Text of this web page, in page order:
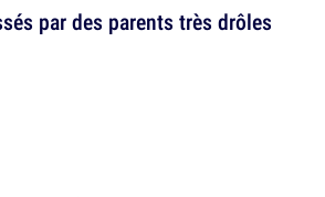
par des parents très drôles